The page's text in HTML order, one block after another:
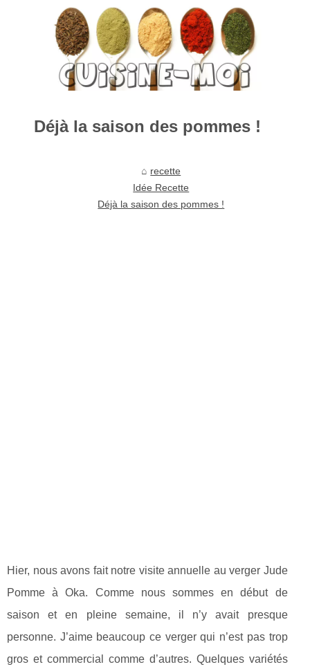
Déjà la saison des pommes !
recette
Idée Recette
Déjà la saison des pommes !
Hier, nous avons fait notre visite annuelle au verger Jude
Pomme à Oka. Comme nous sommes en début de
saison et en pleine semaine, il n’y avait presque
personne. J’aime beaucoup ce verger qui n’est pas trop
gros et commercial comme d’autres. Quelques variétés